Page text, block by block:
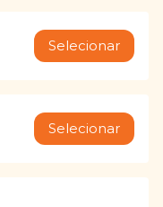
Selecionar
Selecionar